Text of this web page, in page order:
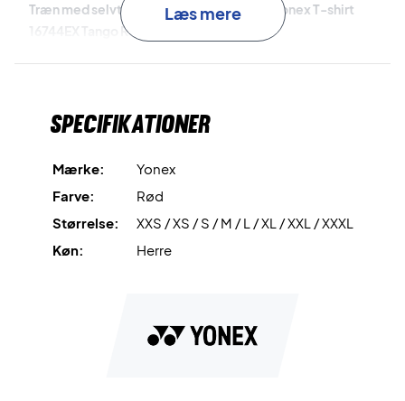
Træn med selvtillid og komfort – køb din Yonex T-shirt
16744EX Tango Red i dag!
Læs mere
Specifikationer
Mærke:
Yonex
Farve:
Rød
Størrelse:
XXS / XS / S / M / L / XL / XXL / XXXL
Køn:
Herre